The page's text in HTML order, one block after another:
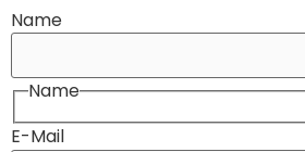
Name
Name
E-Mail